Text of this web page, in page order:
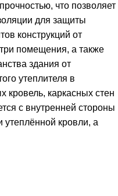
что позволяет
для защиты
конструкций от
помещения, а также
здания от
утеплителя в
кровель, каркасных стен
с внутренней стороны
утеплённой кровли, а